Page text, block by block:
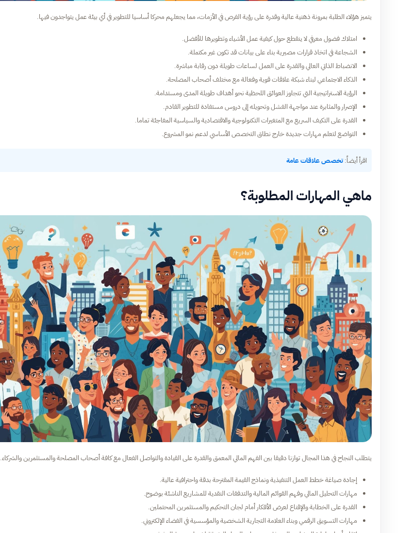
يتميز هؤلاء الطلبة بمرونة ذهنية عالية وقدرة على رؤية الفرص في الأزمات، مما يجعلهم محركا أساسيا للتطوير في أي بيئة عمل يتواجدون فيها.
امتلاك فضول معرفي لا ينقطع حول كيفية عمل الأشياء وتطويرها للأفضل.
الشجاعة في اتخاذ قرارات مصيرية بناء على بيانات قد تكون غير مكتملة.
الانضباط الذاتي العالي والقدرة على العمل لساعات طويلة دون رقابة مباشرة.
الذكاء الاجتماعي لبناء شبكة علاقات قوية وفعالة مع مختلف أصحاب المصلحة.
الرؤية الاستراتيجية التي تتجاوز العوائق اللحظية نحو أهداف طويلة المدى ومستدامة.
الإصرار والمثابرة عند مواجهة الفشل وتحويله إلى دروس مستفادة للتطوير القادم.
القدرة على التكيف السريع مع المتغيرات التكنولوجية والاقتصادية والسياسية المفاجئة تماما.
التواضع لتعلم مهارات جديدة خارج نطاق التخصص الأساسي لدعم نمو المشروع.
اقرأ أيضاً:تخصص علاقات عامة
ماهي المهارات المطلوبة؟
يتطلب النجاح في هذا المجال توازنا دقيقا بين الفهم المالي المعمق والقدرة على القيادة والتواصل الفعال مع كافة أصحاب المصلحة والمستثمرين والشركاء.
إجادة صياغة خطط العمل التنفيذية ونماذج القيمة المقترحة بدقة واحترافية عالية.
مهارات التحليل المالي وفهم القوائم المالية والتدفقات النقدية للمشاريع الناشئة بوضوح.
القدرة على الخطابة والإقناع لعرض الأفكار أمام لجان التحكيم والمستثمرين المحتملين.
مهارات التسويق الرقمي وبناء العلامة التجارية الشخصية والمؤسسية في الفضاء الإلكتروني.